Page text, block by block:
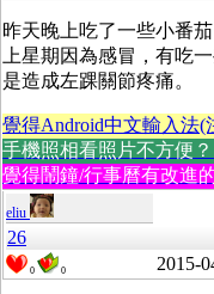
昨天晚上吃了一些小番
上星期因為感冒，有吃
是造成左踝關節疼痛。
覺得Android中文輸入法
手機照相看照片不方便
覺得鬧鐘/行事曆有改進
eliu
26
0 0 2015-